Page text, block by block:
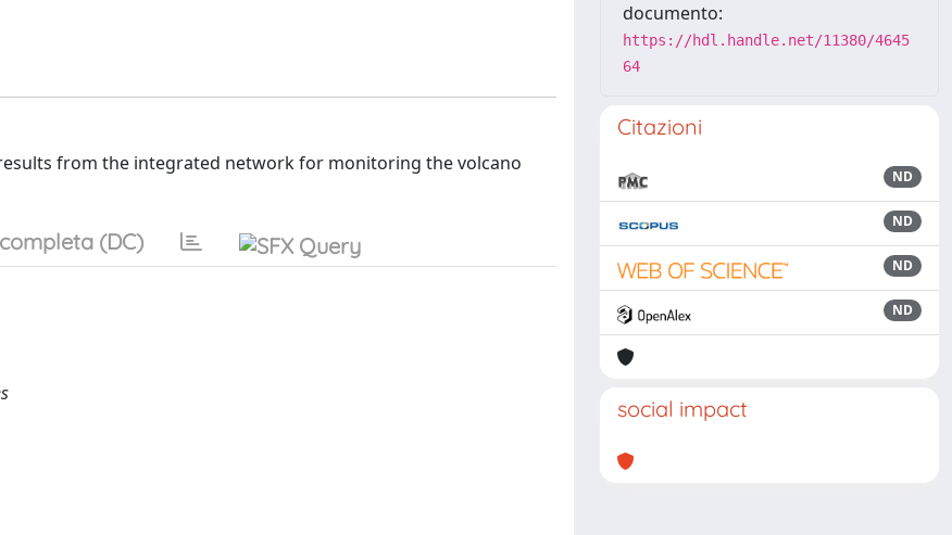
from the integrated network for monitoring the volcano
(DC)
documento:
https://hdl.handle.net/11380/4645
64
Citazioni
ND
ND
ND
ND
social impact